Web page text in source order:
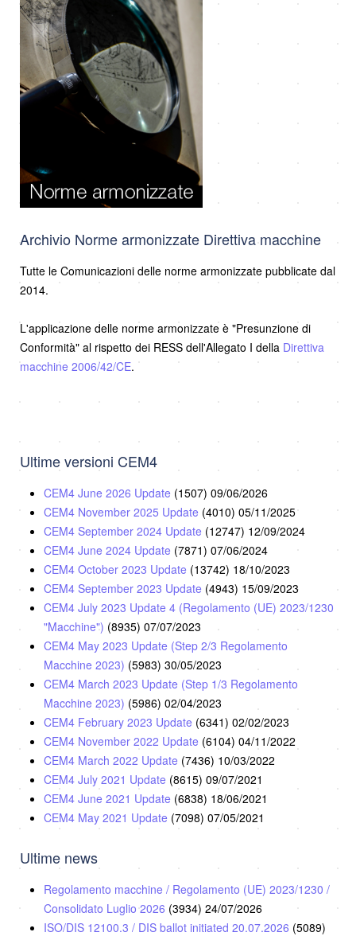
Archivio Norme armonizzate Direttiva macchine
Tutte le Comunicazioni delle norme armonizzate pubblicate dal
2014.
L'applicazione delle norme armonizzate è "Presunzione di
Conformità" al rispetto dei RESS dell'Allegato I della Direttiva
macchine 2006/42/CE.
Ultime versioni CEM4
CEM4 June 2026 Update (1507) 09/06/2026
CEM4 November 2025 Update (4010) 05/11/2025
CEM4 September 2024 Update (12747) 12/09/2024
CEM4 June 2024 Update (7871) 07/06/2024
CEM4 October 2023 Update (13742) 18/10/2023
CEM4 September 2023 Update (4943) 15/09/2023
CEM4 July 2023 Update 4 (Regolamento (UE) 2023/1230
"Macchine") (8935) 07/07/2023
CEM4 May 2023 Update (Step 2/3 Regolamento
Macchine 2023) (5983) 30/05/2023
CEM4 March 2023 Update (Step 1/3 Regolamento
Macchine 2023) (5986) 02/04/2023
CEM4 February 2023 Update (6341) 02/02/2023
CEM4 November 2022 Update (6104) 04/11/2022
CEM4 March 2022 Update (7436) 10/03/2022
CEM4 July 2021 Update (8615) 09/07/2021
CEM4 June 2021 Update (6838) 18/06/2021
CEM4 May 2021 Update (7098) 07/05/2021
Ultime news
Regolamento macchine / Regolamento (UE) 2023/1230 /
Consolidato Luglio 2026 (3934) 24/07/2026
ISO/DIS 12100.3 / DIS ballot initiated 20.07.2026 (5089)